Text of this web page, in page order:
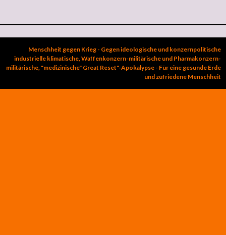
Menschheit gegen Krieg - Gegen ideologische und konzernpolitische
industrielle klimatische, Waffenkonzern-militärische und Pharmakonzern-
militärische, "medizinische" Great Reset"-Apokalypse - Für eine gesunde Erde
und zufriedene Menschheit